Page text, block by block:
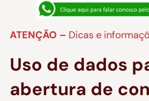
ATENÇÃO – Dicas e
Uso de dados
abertura de